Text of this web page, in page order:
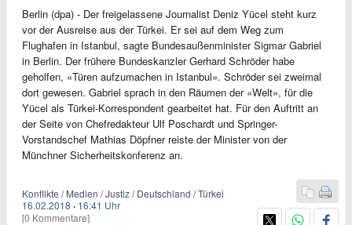
Berlin (dpa) - Der freigelassene Journalist Deniz Yücel steht kurz
vor der Ausreise aus der Türkei. Er sei auf dem Weg zum
Flughafen in Istanbul, sagte Bundesaußenminister Sigmar Gabriel
in Berlin. Der frühere Bundeskanzler Gerhard Schröder habe
geholfen, «Türen aufzumachen in Istanbul». Schröder sei zweimal
dort gewesen. Gabriel sprach in den Räumen der «Welt», für die
Yücel als Türkei-Korrespondent gearbeitet hat. Für den Auftritt an
der Seite von Chefredakteur Ulf Poschardt und Springer-
Vorstandschef Mathias Döpfner reiste der Minister von der
Münchner Sicherheitskonferenz an.
Konflikte / Medien / Justiz / Deutschland / Türkei
16.02.2018 · 16:41 Uhr
[0 Kommentare]